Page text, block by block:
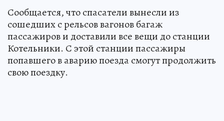
Сообщается, что спасатели вынесли из
сошедших с рельсов вагонов багаж
пассажиров и доставили все вещи до станции
Котельники. С этой станции пассажиры
попавшего в аварию поезда смогут продолжить
свою поездку.